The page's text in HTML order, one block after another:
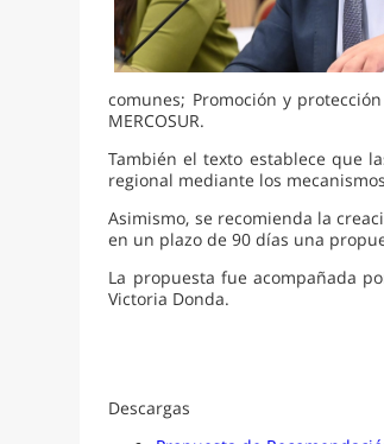
comunes; Promoción y
MERCOSUR.
También el texto establece que
regional mediante los
Asimismo, se recomienda la
en un plazo de 90 días una
La propuesta fue acompañada
Victoria Donda.
Descargas